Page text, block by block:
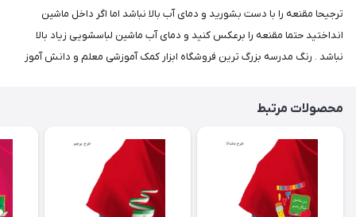
ترجیحا مقنعه را با دست بشورید و دمای آب بالا نباشد اما اگر داخل ماشین
انداختید حتما مقنعه را برعکس کنید و دمای آب ماشین لباسشویی زیاد بالا
نباشد . رنگ مدرسه بزرگ ترین فروشگاه ابزار کمک آموزشی معلم و دانش آموز
محصولات مرتبط